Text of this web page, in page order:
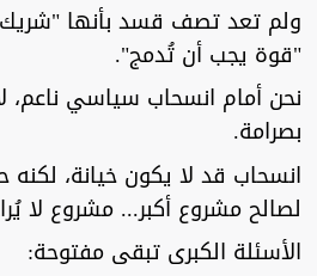
ولم تعد تصف قسد بأنها "شريك
"قوة يجب أن تُدمج".
نحن أمام انسحاب سياسي ناعم،
بصرامة.
انسحاب قد لا يكون خيانة،
لصالح مشروع أكبر... مشروع لا
الأسئلة الكبرى تبقى مفتوحة: